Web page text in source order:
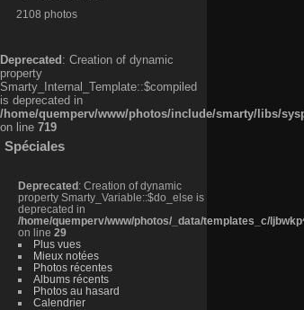
2108 photos
Deprecated : Creation of dynamic
property
Smarty_Internal_Template::$compiled
is deprecated in
/home/quemperv/www/photos/include/smarty/libs/
on line 719
Spéciales
Deprecated : Creation of dynamic
property Smarty_Variable::$do_else is
deprecated in
/home/quemperv/www/photos/_data/templates_c/
on line 29
Plus vues
Mieux notées
Photos récentes
Albums récents
Photos au hasard
Calendrier